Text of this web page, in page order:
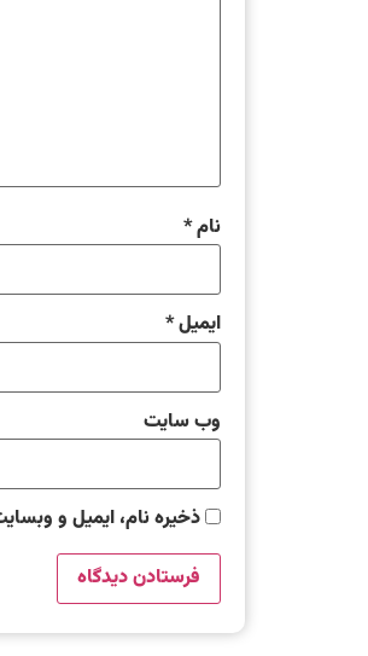
نام*
ایمیل*
وب‌ سایت
ذخیره نام، ایمیل و